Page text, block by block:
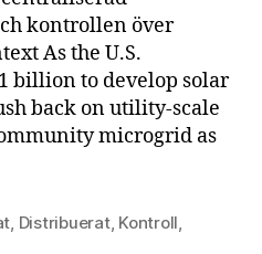
kontrollen över
As the U.S.
billion to develop solar
back on utility-scale
microgrid as
, Distribuerat, Kontroll,